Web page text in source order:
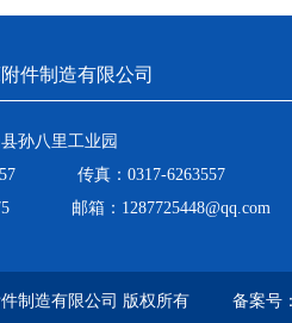
件制造有限公司
孙八里工业园
传真：0317-6263557
邮箱：1287725448@qq.com
件制造有限公司 版权所有 备案号：